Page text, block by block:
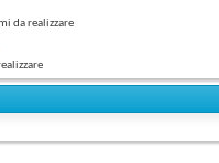
da realizzare